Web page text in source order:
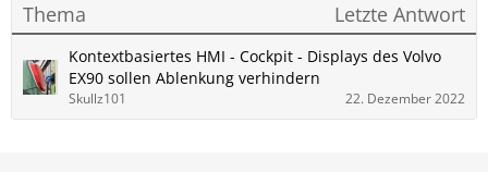
Thema Letzte Antwort
Kontextbasiertes HMI - Cockpit - Displays des Volvo
EX90 sollen Ablenkung verhindern
Skullz101 22. Dezember 2022